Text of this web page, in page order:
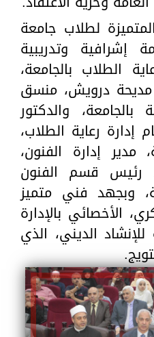
لطلاب جامعة
وتدريبية
الطلاب بالجامعة،
درويش، منسق
بالجامعة، والدكتور
إدارة رعاية الطلاب،
إدارة الفنون،
رئيس قسم الفنون
وبجهد فني متميز
الأخصائي بالإدارة
الديني، الذي